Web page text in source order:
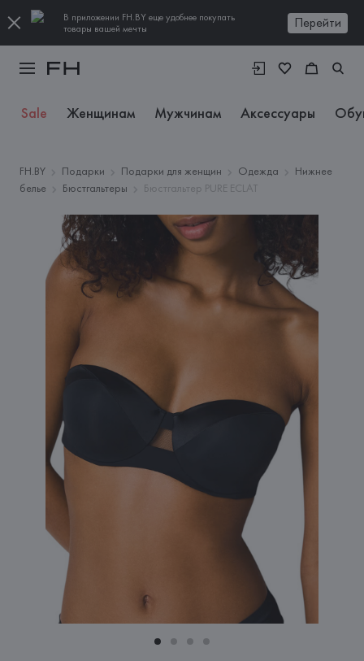
В приложении FH.BY еще удобнее покупать
товары вашей мечты
Перейти
Sale Женщинам Мужчинам Аксессуары
FH.BY Подарки Подарки для женщин Одежда
Нижнее
белье
Бюстгальтеры Бюстгальтер PURE ECLAT